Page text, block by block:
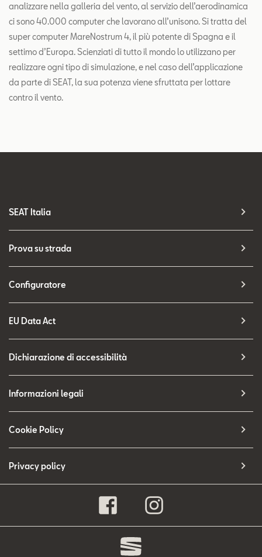
analizzare nella galleria del vento, al servizio dell’aerodinamica
ci sono 40.000 computer che lavorano all’unisono. Si tratta del
super computer MareNostrum 4, il più potente di Spagna e il
settimo d’Europa. Scienziati di tutto il mondo lo utilizzano per
realizzare ogni tipo di simulazione, e nel caso dell’applicazione
da parte di SEAT, la sua potenza viene sfruttata per lottare
contro il vento.
SEAT Italia
Prova su strada
Configuratore
EU Data Act
Dichiarazione di accessibilità
Informazioni legali
Cookie Policy
Privacy policy